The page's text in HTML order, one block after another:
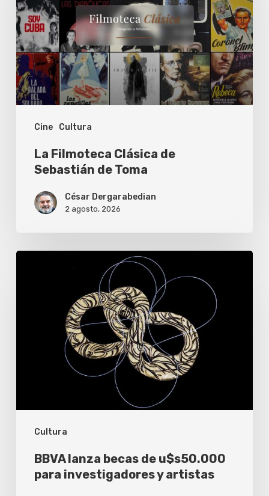
Cine Cultura
de
Sebastián
de
Toma
La Filmoteca Clásica de
Sebastián de Toma
César Dergarabedian
2 agosto, 2026
Cultura
investigadores
artistas
BBVA lanza becas de u$s50.000
para investigadores y artistas